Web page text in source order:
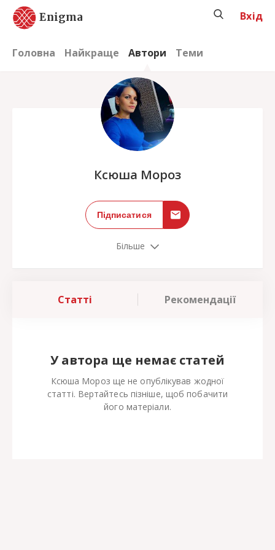
Enigma
Головна Найкраще Автори Теми
Вхід
Ксюша Мороз
Підписатися
Більше
Статті Рекомендації
У автора ще немає статей
Ксюша Мороз ще не опублікував жодної
статті. Вертайтесь пізніше, щоб побачити
його матеріали.